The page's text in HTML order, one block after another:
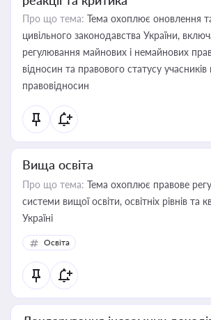
Про що тема: Тема охоплює оновлення
цивільного законодавства України,
регулювання майнових і немайнових
відносин та правового статусу учасників
правовідносин
Вища освіта
Про що тема: Тема охоплює правове
системи вищої освіти, освітніх рівнів та
Україні
Освіта